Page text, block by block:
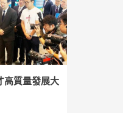
高質量發展大